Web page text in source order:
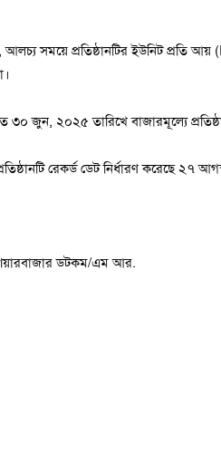
সময়ে প্রতিষ্ঠানটির ইউনিট প্রতি
৩০ জুন, ২০২৫ তারিখে বাজারমূল্যে
রেকর্ড ডেট নির্ধারণ করেছে ২৭
ডটকম/এম আর.